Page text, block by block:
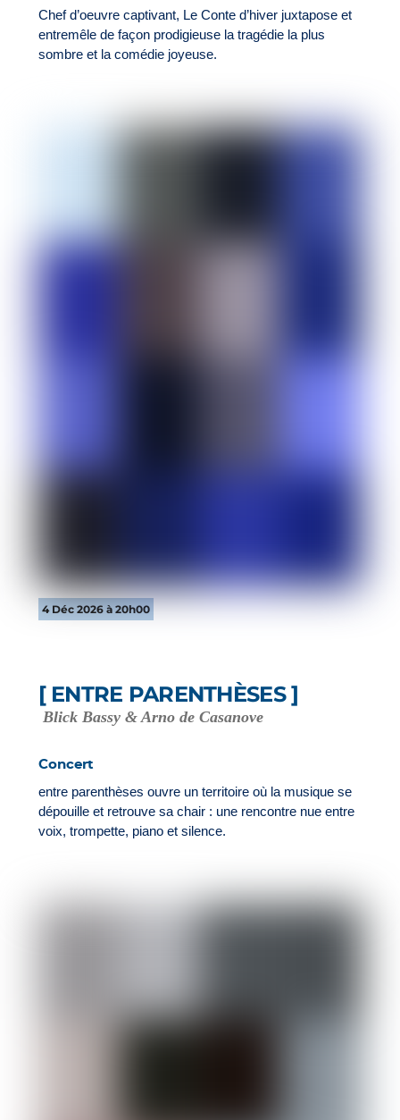
Chef d’oeuvre captivant, Le Conte d’hiver juxtapose et
entremêle de façon prodigieuse la tragédie la plus
sombre et la comédie joyeuse.
4 Déc 2026 à 20h00
[ ENTRE PARENTHÈSES ]
Blick Bassy & Arno de Casanove
Concert
entre parenthèses ouvre un territoire où la musique se
dépouille et retrouve sa chair : une rencontre nue entre
voix, trompette, piano et silence.